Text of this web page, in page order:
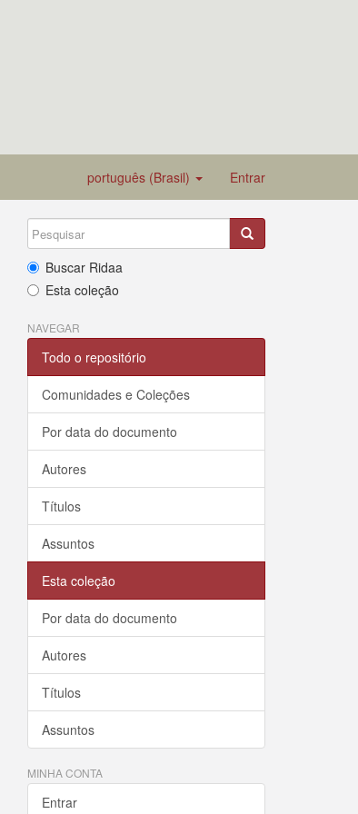
português (Brasil) Entrar
Buscar Ridaa
Esta coleção
NAVEGAR
Todo o repositório
Comunidades e Coleções
Por data do documento
Autores
Títulos
Assuntos
Esta coleção
Por data do documento
Autores
Títulos
Assuntos
MINHA CONTA
Entrar